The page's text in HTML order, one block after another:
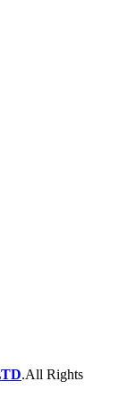
.All Rights